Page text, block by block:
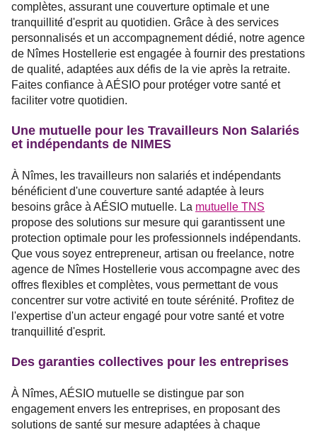
complètes, assurant une couverture optimale et une
tranquillité d'esprit au quotidien. Grâce à des services
personnalisés et un accompagnement dédié, notre agence
de Nîmes Hostellerie est engagée à fournir des prestations
de qualité, adaptées aux défis de la vie après la retraite.
Faites confiance à AÉSIO pour protéger votre santé et
faciliter votre quotidien.
Une mutuelle pour les Travailleurs Non Salariés
et indépendants de NIMES
À Nîmes, les travailleurs non salariés et indépendants
bénéficient d'une couverture santé adaptée à leurs
besoins grâce à AÉSIO mutuelle. La mutuelle TNS
propose des solutions sur mesure qui garantissent une
protection optimale pour les professionnels indépendants.
Que vous soyez entrepreneur, artisan ou freelance, notre
agence de Nîmes Hostellerie vous accompagne avec des
offres flexibles et complètes, vous permettant de vous
concentrer sur votre activité en toute sérénité. Profitez de
l'expertise d'un acteur engagé pour votre santé et votre
tranquillité d'esprit.
Des garanties collectives pour les entreprises
À Nîmes, AÉSIO mutuelle se distingue par son
engagement envers les entreprises, en proposant des
solutions de santé sur mesure adaptées à chaque